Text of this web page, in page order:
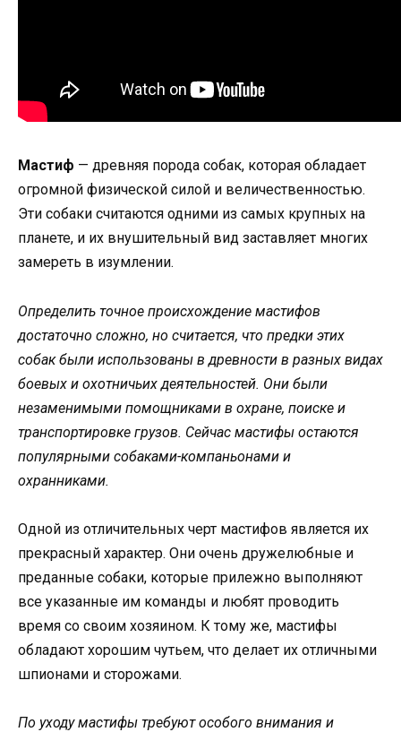
Мастиф — древняя порода собак, которая обладает
огромной физической силой и величественностью.
Эти собаки считаются одними из самых крупных на
планете, и их внушительный вид заставляет многих
замереть в изумлении.
Определить точное происхождение мастифов
достаточно сложно, но считается, что предки этих
собак были использованы в древности в разных видах
боевых и охотничьих деятельностей. Они были
незаменимыми помощниками в охране, поиске и
транспортировке грузов. Сейчас мастифы остаются
популярными собаками-компаньонами и
охранниками.
Одной из отличительных черт мастифов является их
прекрасный характер. Они очень дружелюбные и
преданные собаки, которые прилежно выполняют
все указанные им команды и любят проводить
время со своим хозяином. К тому же, мастифы
обладают хорошим чутьем, что делает их отличными
шпионами и сторожами.
По уходу мастифы требуют особого внимания и